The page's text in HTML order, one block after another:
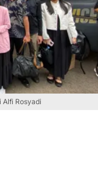
Alfi Rosyadi